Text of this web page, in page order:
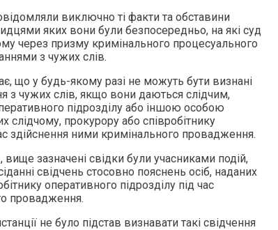
виключно ті факти та обставини
яких вони були безпосередньо, на які суд
через призму кримінального процесуального
з чужих слів.
що у будь-якому разі не можуть бути визнані
з чужих слів, якщо вони даються слідчим,
підрозділу або іншою особою
слідчому, прокурору або співробітнику
здійснення ними кримінального провадження.
зазначені свідки були учасниками подій,
свідчень стосовно пояснень осіб, наданих
оперативного підрозділу під час
провадження.
не було підстав визнавати такі свідчення